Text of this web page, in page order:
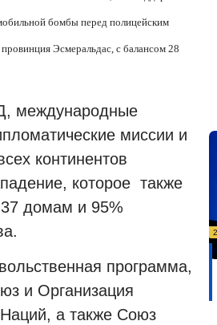
бомбы перед полицейским
Эсмеральдас, с балансом 28
международные
миссии и
континентов
которое также
домам и 95%
программа,
и Организация
а также Союз